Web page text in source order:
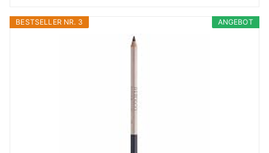
ANGEBOT
BESTSELLER NR. 3